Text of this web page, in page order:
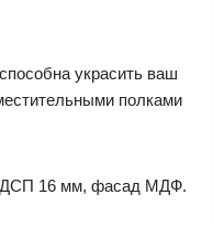
украсить ваш
полками
ДСП 16 мм, фасад МДФ.